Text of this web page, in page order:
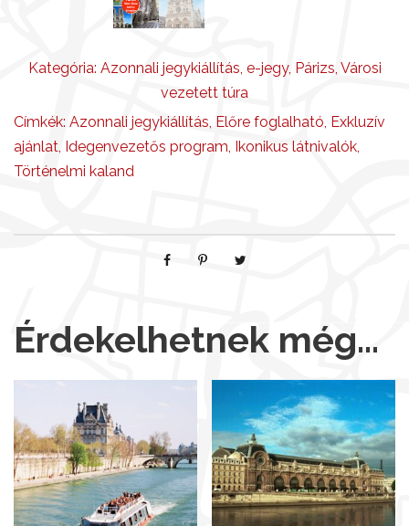
Kategória: Azonnali jegykiállítás e-jegy, Párizs Városi
vezetett túra
Címkék: Azonnali jegykiállítás Előre foglalható Exkluzív
ajánlat Idegenvezetős program Ikonikus látnivalók
Történelmi kaland
Érdekelhetnek még…